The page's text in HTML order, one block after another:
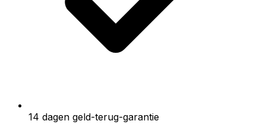
14 dagen geld-terug-garantie